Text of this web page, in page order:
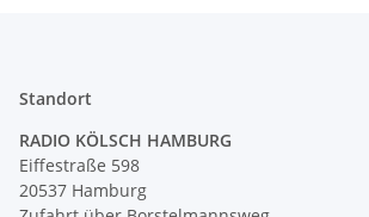
Standort
RADIO KÖLSCH HAMBURG
Eiffestraße 598
20537 Hamburg